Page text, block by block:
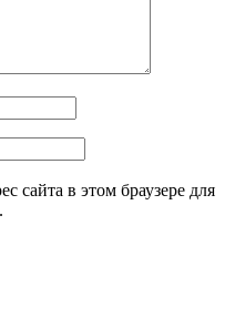
сайта в этом браузере для